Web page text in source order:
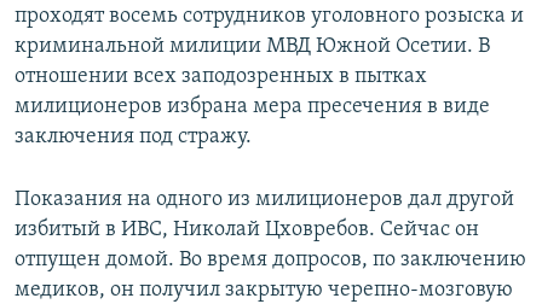
проходят восемь сотрудников уголовного розыска и
криминальной милиции МВД Южной Осетии. В
отношении всех заподозренных в пытках
милиционеров избрана мера пресечения в виде
заключения под стражу.
Показания на одного из милиционеров дал другой
избитый в ИВС, Николай Цховребов. Сейчас он
отпущен домой. Во время допросов, по заключению
медиков, он получил закрытую черепно-мозговую